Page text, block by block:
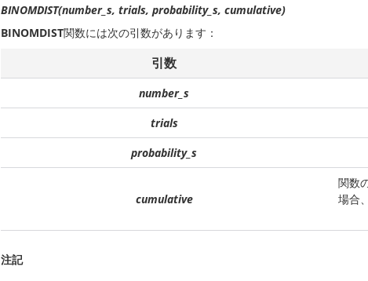
BINOMDIST(number_s, trials, probability_s, cumulative)
BINOMDIST関数には次の引数があります：
引数
number_s
trials
probability_s
cumulative
関数
場合
注記